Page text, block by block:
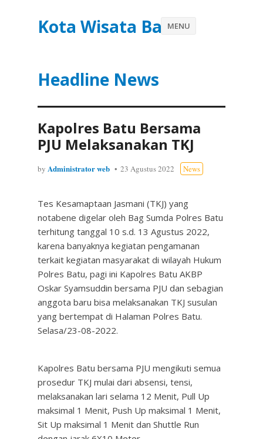
Kota Wisata Batu
Headline News
MENU
Kapolres Batu Bersama
PJU Melaksanakan TKJ
by Administrator web 23 Agustus 2022 News
Tes Kesamaptaan Jasmani (TKJ) yang
notabene digelar oleh Bag Sumda Polres Batu
terhitung tanggal 10 s.d. 13 Agustus 2022,
karena banyaknya kegiatan pengamanan
terkait kegiatan masyarakat di wilayah Hukum
Polres Batu, pagi ini Kapolres Batu AKBP
Oskar Syamsuddin bersama PJU dan sebagian
anggota baru bisa melaksanakan TKJ susulan
yang bertempat di Halaman Polres Batu.
Selasa/23-08-2022.
Kapolres Batu bersama PJU mengikuti semua
prosedur TKJ mulai dari absensi, tensi,
melaksanakan lari selama 12 Menit, Pull Up
maksimal 1 Menit, Push Up maksimal 1 Menit,
Sit Up maksimal 1 Menit dan Shuttle Run